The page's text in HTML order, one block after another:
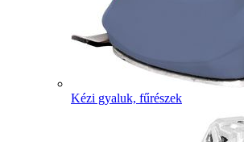
Kézi gyaluk, fűrészek